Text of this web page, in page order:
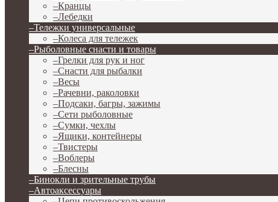
–Кранцы
–Лебедки
–Тележки универсальные
–Колеса для тележек
–Рыболовные снасти и товары
–Грелки для рук и ног
–Снасти для рыбалки
–Весы
–Рачевни, раколовки
–Подсаки, багры, зажимы
–Сети рыболовные
–Сумки, чехлы
–Ящики, контейнеры
–Твистеры
–Воблеры
–Блесны
–Бинокли и зрительные трубы
–Автоаксессуары